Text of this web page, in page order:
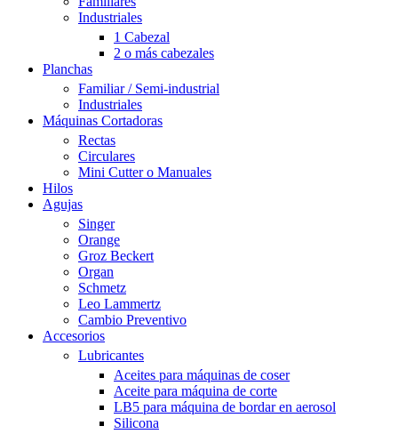
Industriales
1 Cabezal
2 o más cabezales
Planchas
Familiar / Semi-industrial
Industriales
Máquinas Cortadoras
Rectas
Circulares
Mini Cutter o Manuales
Hilos
Agujas
Singer
Orange
Groz Beckert
Organ
Schmetz
Leo Lammertz
Cambio Preventivo
Accesorios
Lubricantes
Aceites para máquinas de coser
Aceite para máquina de corte
LB5 para máquina de bordar en aerosol
Silicona